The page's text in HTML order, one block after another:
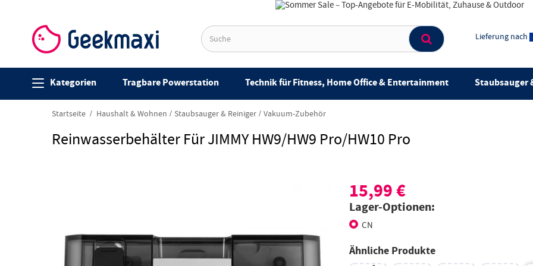
Lieferung nach
Kategorien Tragbare Powerstation Technik für Fitness, Home Office & Entertainment Staubsauger
Startseite Haushalt & Wohnen Staubsauger & Reiniger Vakuum-Zubehör
Reinwasserbehälter Für JIMMY HW9/HW9 Pro/HW10 Pro
15,99 €
Lager-Optionen:
CN
Ähnliche Produkte